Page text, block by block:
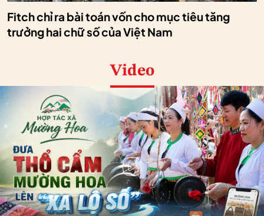
Fitch chỉ ra bài toán vốn cho mục tiêu tăng
trưởng hai chữ số của Việt Nam
Video